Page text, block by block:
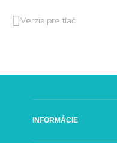
Verzia pre tlač
INFORMÁCIE